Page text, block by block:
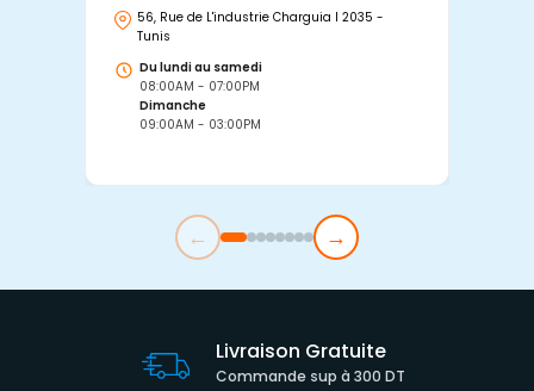
56, Rue de L'industrie Charguia I 2035 -
Tunis
Du lundi au samedi
08:00AM - 07:00PM
Dimanche
09:00AM - 03:00PM
← →
Livraison Gratuite
Commande sup à 300 DT